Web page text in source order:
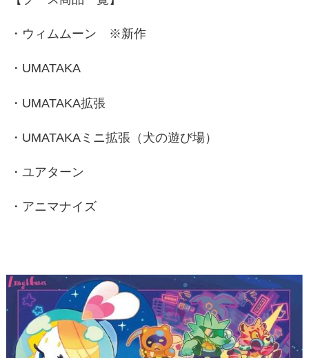
・ウィムムーン ※新作
・UMATAKA
・UMATAKA拡張
・UMATAKAミニ拡張（犬の遊び場）
・ユアターン
・アニマナイズ